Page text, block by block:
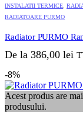
INSTALATII TERMICE
RADIATOARE PURMO
Radiator PURMO
De la 386,00 lei
-8%
Acest produs are
produsului.